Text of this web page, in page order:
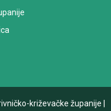
križevačke županije